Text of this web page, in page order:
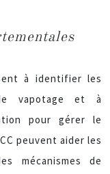
à identifier les
vapotage et à
pour gérer le
peuvent aider les
mécanismes de